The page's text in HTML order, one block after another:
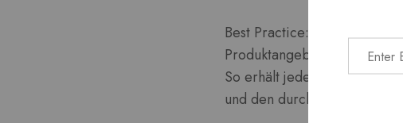
Best Practice: Bei einem
Produktangebot angezeigt,
So erhält jeder Nutzer eine
und den durchschnittlichen